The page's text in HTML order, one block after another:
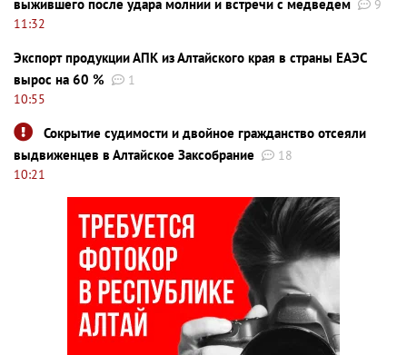
выжившего после удара молнии и встречи с медведем
9
11:32
Экспорт продукции АПК из Алтайского края в страны ЕАЭС
вырос на 60 %
1
10:55
Сокрытие судимости и двойное гражданство отсеяли
выдвиженцев в Алтайское Заксобрание
18
10:21